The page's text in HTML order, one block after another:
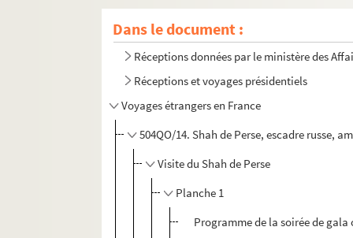
Dans le document :
Réceptions données par ou pour les
Réceptions données par le ministère des
Réceptions et voyages présidentiels
Voyages étrangers en France
504QO/14. Shah de Perse, escadre russe,
Visite du Shah de Perse
Planche 1
Programme de la soirée de